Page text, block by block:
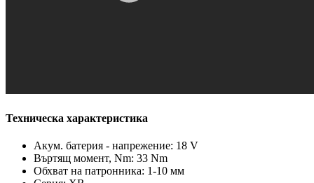
Техническа характеристика
Акум. батерия - напрежение: 18 V
Въртящ момент, Nm: 33 Nm
Обхват на патронника: 1-10 мм